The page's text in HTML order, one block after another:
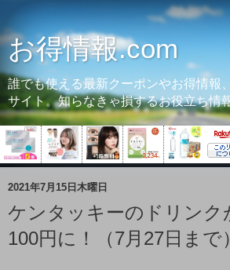
お得情報.com
誰でも使える最新クーポンやお得情報
サイト。知らなきゃ損するお役立ち情
2021年7月15日木曜日
ケンタッキーのドリンク
100円に！（7月27日まで）